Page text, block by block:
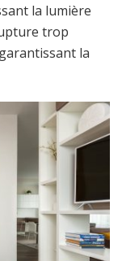
la lumière
trop
la